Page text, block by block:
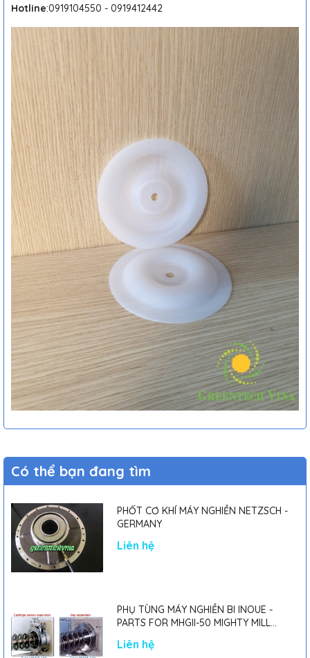
Hotline:0919104550 - 0919412442
Có thể bạn đang tìm
PHỐT CƠ KHÍ MÁY NGHIỀN NETZSCH -
GERMANY
Liên hệ
PHỤ TÙNG MÁY NGHIỀN BI INOUE -
PARTS FOR MHGII-50 MIGHTY MILL
Liên hệ